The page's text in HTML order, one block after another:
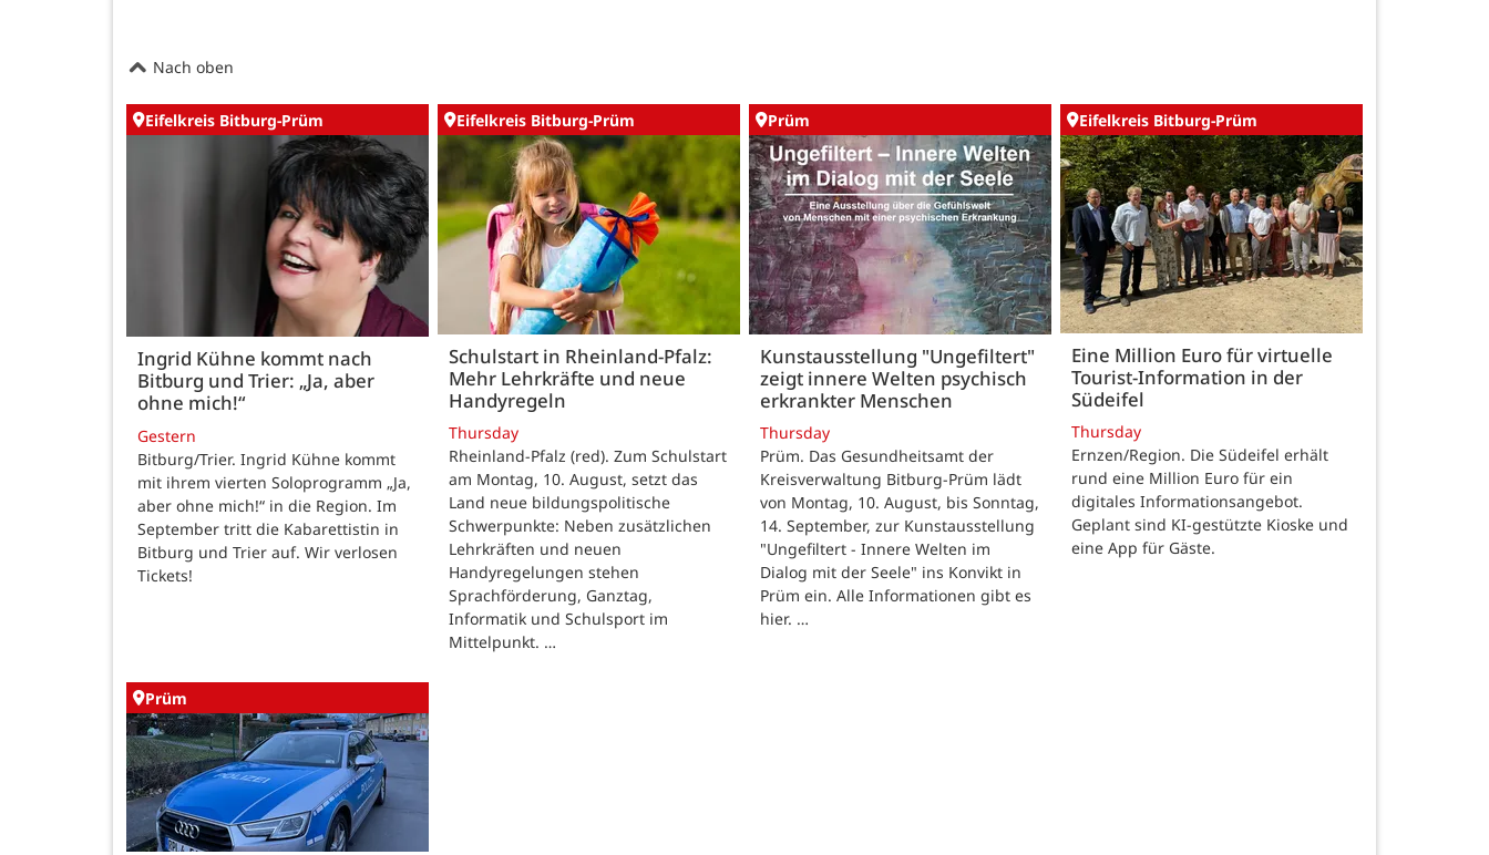
Nach oben
Eifelkreis Bitburg-Prüm
Ingrid Kühne kommt nach
Bitburg und Trier: „Ja, aber
ohne mich!“
Gestern
Bitburg/Trier. Ingrid Kühne kommt
mit ihrem vierten Soloprogramm „Ja,
aber ohne mich!“ in die Region. Im
September tritt die Kabarettistin in
Bitburg und Trier auf. Wir verlosen
Tickets!
Eifelkreis Bitburg-Prüm
Schulstart in Rheinland-Pfalz:
Mehr Lehrkräfte und neue
Handyregeln
Thursday
Rheinland-Pfalz (red). Zum Schulstart
am Montag, 10. August, setzt das
Land neue bildungspolitische
Schwerpunkte: Neben zusätzlichen
Lehrkräften und neuen
Handyregelungen stehen
Sprachförderung, Ganztag,
Informatik und Schulsport im
Mittelpunkt. …
Prüm
Kunstausstellung "Ungefiltert"
zeigt innere Welten psychisch
erkrankter Menschen
Thursday
Prüm. Das Gesundheitsamt der
Kreisverwaltung Bitburg-Prüm lädt
von Montag, 10. August, bis Sonntag,
14. September, zur Kunstausstellung
"Ungefiltert - Innere Welten im
Dialog mit der Seele" ins Konvikt in
Prüm ein. Alle Informationen gibt es
hier. …
Eifelkreis Bitburg-Prüm
Eine Million Euro für virtuelle
Tourist-Information in der
Südeifel
Thursday
Ernzen/Region. Die Südeifel erhält
rund eine Million Euro für ein
digitales Informationsangebot.
Geplant sind KI-gestützte Kioske und
eine App für Gäste.
Prüm